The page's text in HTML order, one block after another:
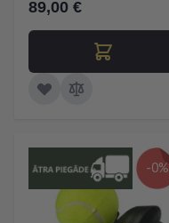
89,00 €
-0%